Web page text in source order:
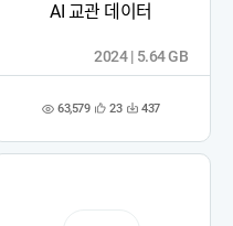
AI 교관 데이터
조 63,579 관
록
23 다 437
2024 | 5.64 GB